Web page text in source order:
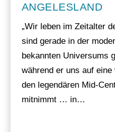
ANGELESLAND
„Wir leben im Zeitalter
sind gerade in der
bekannten Universums
während er uns auf
den legendären Mid-
mitnimmt … in…